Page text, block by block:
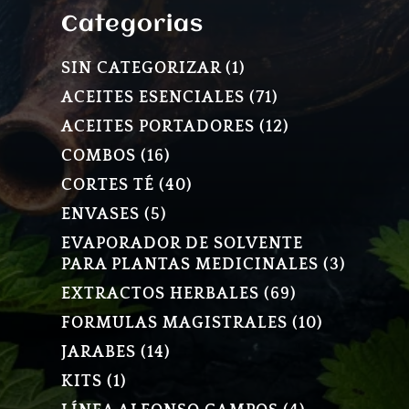
Categorias
SIN CATEGORIZAR 11
PRODUCTO
ACEITES ESENCIALES 7171
PRODUCTOS
ACEITES PORTADORES 1212
COMBOS 1616
PRODUCTOS
CORTES TÉ 4040
ENVASES 55
PRODUCTOS
EVAPORADOR DE SOLVENTE
PARA PLANTAS MEDICINALES
33
EXTRACTOS HERBALES 6969
PRODUCTOS
FORMULAS MAGISTRALES 1010
JARABES 1414
KITS 11
PRODUCTO